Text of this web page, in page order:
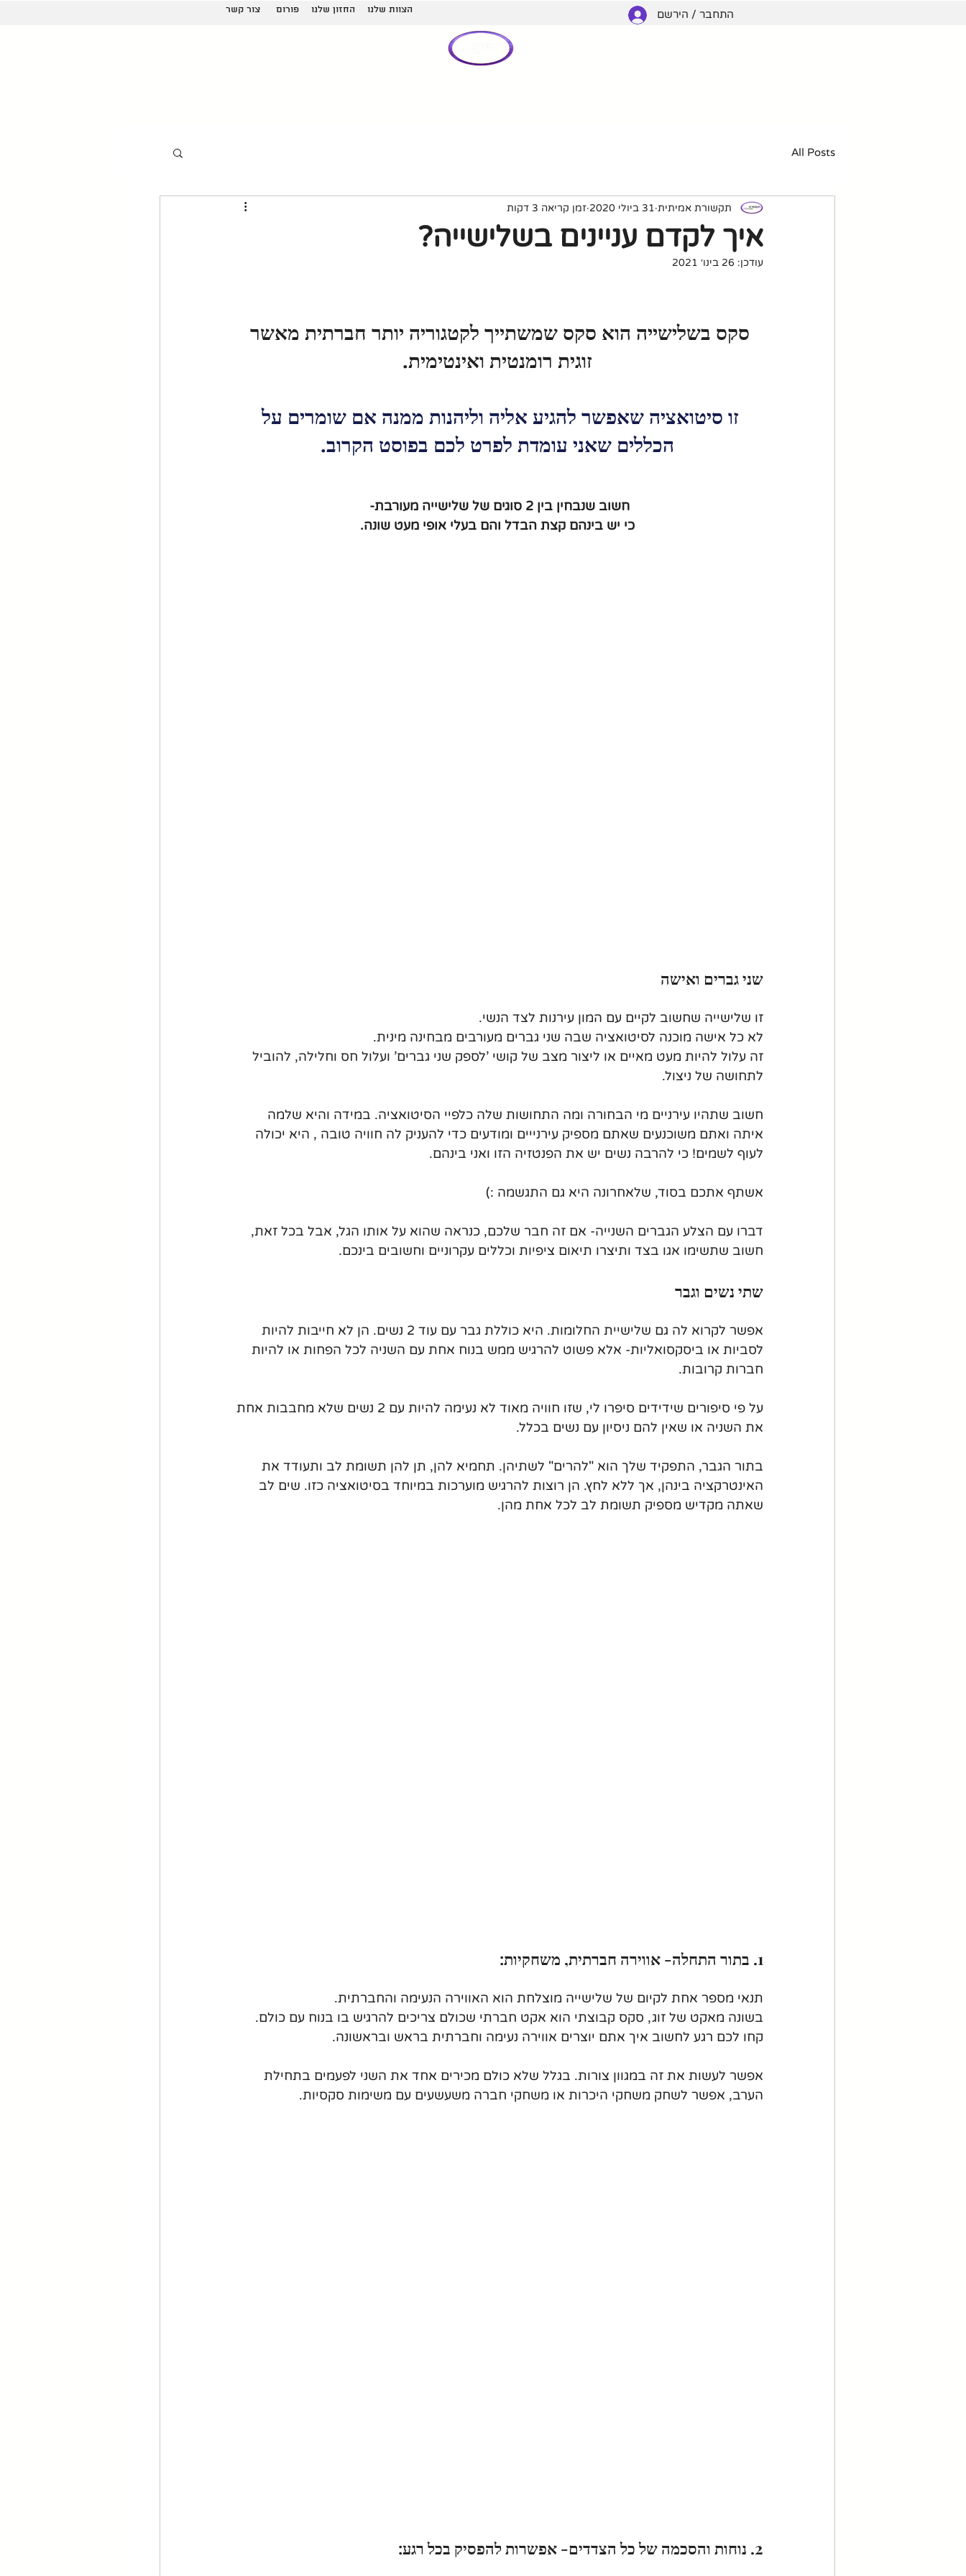
צור קשר פורום החזון שלנו הצוות שלנו התחבר / הירשם
All Posts
איך לקדם עניינים בשלישייה?
תקשורת אמיתית 31 ביולי 2020 זמן קריאה 3 דקות
עודכן: 26 בינו׳ 2021
סקס בשלישייה הוא סקס שמשתייך לקטגוריה יותר חברתית מאשר
זוגית רומנטית ואינטימית.
זו סיטואציה שאפשר להגיע אליה וליהנות ממנה אם שומרים על
הכללים שאני עומדת לפרט לכם בפוסט הקרוב.
חשוב שנבחין בין 2 סוגים של שלישייה מעורבת-
כי יש בינהם קצת הבדל והם בעלי אופי מעט שונה.
שני גברים ואישה
זו שלישייה שחשוב לקיים עם המון עירנות לצד הנשי.
לא כל אישה מוכנה לסיטואציה שבה שני גברים מעורבים מבחינה מינית.
זה עלול להיות מעט מאיים או ליצור מצב של קושי 'לספק שני גברים' ועלול חס וחלילה, להוביל
לתחושה של ניצול.
חשוב שתהיו עירניים מי הבחורה ומה התחושות שלה כלפיי הסיטואציה. במידה והיא שלמה
איתה ואתם משוכנעים שאתם מספיק עירנייים ומודעים כדי להעניק לה חוויה טובה , היא יכולה
לעוף לשמים! כי להרבה נשים יש את הפנטזיה הזו ואני בינהם.
אשתף אתכם בסוד, שלאחרונה היא גם התגשמה :)
דברו עם הצלע הגברים השנייה- אם זה חבר שלכם, כנראה שהוא על אותו הגל, אבל בכל זאת,
חשוב שתשימו אגו בצד ותיצרו תיאום ציפיות וכללים עקרוניים וחשובים בינכם.
שתי נשים וגבר
אפשר לקרוא לה גם שלישיית החלומות. היא כוללת גבר עם עוד 2 נשים. הן לא חייבות להיות
לסביות או ביסקסואליות- אלא פשוט להרגיש ממש בנוח אחת עם השניה לכל הפחות או להיות
חברות קרובות.
על פי סיפורים שידידים סיפרו לי, שזו חוויה מאוד לא נעימה להיות עם 2 נשים שלא מחבבות אחת
את השניה או שאין להם ניסיון עם נשים בכלל.
בתור הגבר, התפקיד שלך הוא "להרים" לשתיהן. תחמיא להן, תן להן תשומת לב ותעודד את
האינטרקציה בינהן, אך ללא לחץ. הן רוצות להרגיש מוערכות במיוחד בסיטואציה כזו. שים לב
שאתה מקדיש מספיק תשומת לב לכל אחת מהן.
1. בתור התחלה- אווירה חברתית, משחקיות:
תנאי מספר אחת לקיום של שלישייה מוצלחת הוא האווירה הנעימה והחברתית.
בשונה מאקט של זוג, סקס קבוצתי הוא אקט חברתי שכולם צריכים להרגיש בו בנוח עם כולם.
קחו לכם רגע לחשוב איך אתם יוצרים אווירה נעימה וחברתית בראש ובראשונה.
אפשר לעשות את זה במגוון צורות. בגלל שלא כולם מכירים אחד את השני לפעמים בתחילת
הערב, אפשר לשחק משחקי היכרות או משחקי חברה משעשעים עם משימות סקסיות.
2. נוחות והסכמה של כל הצדדים- אפשרות להפסיק בכל רגע: